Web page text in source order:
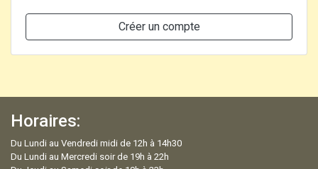
Créer un compte
Horaires:
Du Lundi au Vendredi midi de 12h à 14h30
Du Lundi au Mercredi soir de 19h à 22h